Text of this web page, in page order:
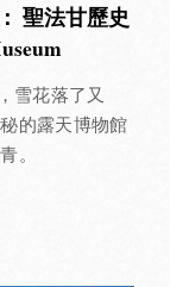
聖法甘歷史
雪花落了又
的露天博物館
。